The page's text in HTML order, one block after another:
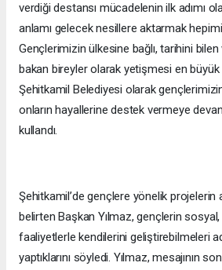
verdiği destansı mücadelenin ilk adımı
anlamı gelecek nesillere aktarmak
Gençlerimizin ülkesine bağlı, tarihini
bakan bireyler olarak yetişmesi en
Şehitkamil Belediyesi olarak
onların hayallerine destek vermeye
kullandı.
Şehitkamil’de gençlere yönelik
belirten Başkan Yılmaz, gençlerin
faaliyetlerle kendilerini geliştirebilmeleri
yaptıklarını söyledi. Yılmaz, mesajının